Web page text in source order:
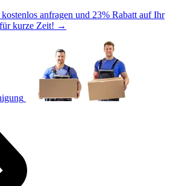
kostenlos anfragen und 23% Rabatt auf Ihr
kurze Zeit! →